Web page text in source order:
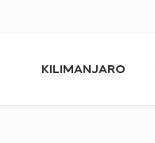
KILIMANJARO